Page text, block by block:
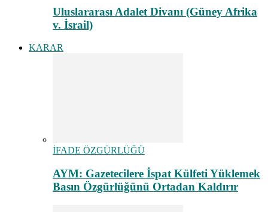
Uluslararası Adalet Divanı (Güney Afrika
v. İsrail)
KARAR
İFADE ÖZGÜRLÜĞÜ
AYM: Gazetecilere İspat Külfeti Yüklemek
Basın Özgürlüğünü Ortadan Kaldırır